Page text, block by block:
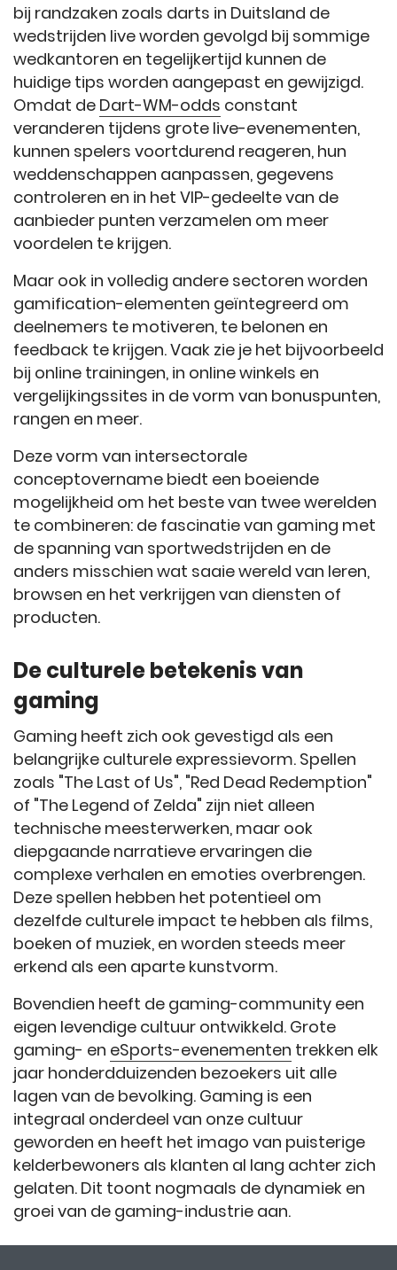
bij randzaken zoals darts in Duitsland de
wedstrijden live worden gevolgd bij sommige
wedkantoren en tegelijkertijd kunnen de
huidige tips worden aangepast en gewijzigd.
Omdat de Dart-WM-odds constant
veranderen tijdens grote live-evenementen,
kunnen spelers voortdurend reageren, hun
weddenschappen aanpassen, gegevens
controleren en in het VIP-gedeelte van de
aanbieder punten verzamelen om meer
voordelen te krijgen.
Maar ook in volledig andere sectoren worden
gamification-elementen geïntegreerd om
deelnemers te motiveren, te belonen en
feedback te krijgen. Vaak zie je het bijvoorbeeld
bij online trainingen, in online winkels en
vergelijkingssites in de vorm van bonuspunten,
rangen en meer.
Deze vorm van intersectorale
conceptovername biedt een boeiende
mogelijkheid om het beste van twee werelden
te combineren: de fascinatie van gaming met
de spanning van sportwedstrijden en de
anders misschien wat saaie wereld van leren,
browsen en het verkrijgen van diensten of
producten.
De culturele betekenis van
gaming
Gaming heeft zich ook gevestigd als een
belangrijke culturele expressievorm. Spellen
zoals "The Last of Us", "Red Dead Redemption"
of "The Legend of Zelda" zijn niet alleen
technische meesterwerken, maar ook
diepgaande narratieve ervaringen die
complexe verhalen en emoties overbrengen.
Deze spellen hebben het potentieel om
dezelfde culturele impact te hebben als films,
boeken of muziek, en worden steeds meer
erkend als een aparte kunstvorm.
Bovendien heeft de gaming-community een
eigen levendige cultuur ontwikkeld. Grote
gaming- en eSports-evenementen trekken elk
jaar honderdduizenden bezoekers uit alle
lagen van de bevolking. Gaming is een
integraal onderdeel van onze cultuur
geworden en heeft het imago van puisterige
kelderbewoners als klanten al lang achter zich
gelaten. Dit toont nogmaals de dynamiek en
groei van de gaming-industrie aan.